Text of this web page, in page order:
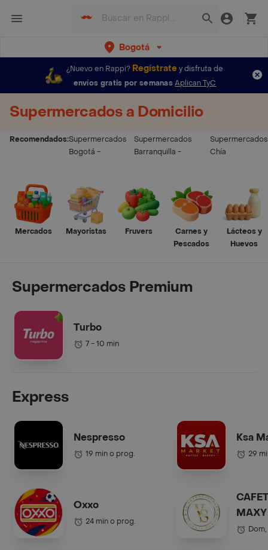
Bogotá
¿Nuevo en Rappi? Regístratey disfruta de
envíos gratis por semanas Aplican TyC
Supermercados a Domicilio
Recomendados:Supermercados
Bogotá -
Supermercados
Barranquilla -
Supermercados
Chía
Mercados Mayoristas Fruvers
Carnes y
Pescados
Lácteos y
Huevos
Supermercados Premium
Turbo
7 - 10 min
Express
Nespresso
19 min o prog.
Oxxo
24 min o prog.
Ksa
29
COL.).